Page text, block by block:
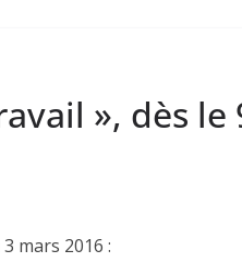
», dès le
mars 2016 :